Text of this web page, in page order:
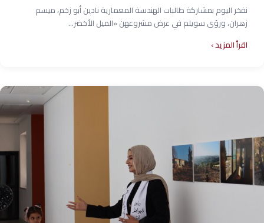
نفخر اليوم بمشاركة طالبات الهندسة المعمارية نادين أبو زخم، ميسم
زهران، ورؤى سويلم في عرض مشروعهن «الميل الأخضر...
اقرأ المزيد